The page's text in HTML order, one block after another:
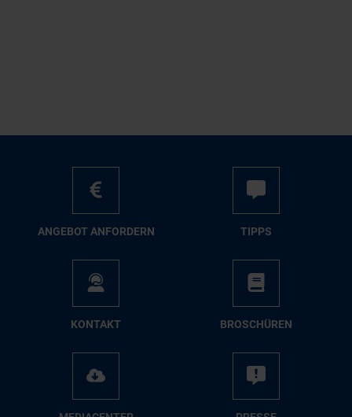
AN­GE­BOT AN­FOR­DERN TIPPS
KON­TAKT BRO­SCHÜ­REN